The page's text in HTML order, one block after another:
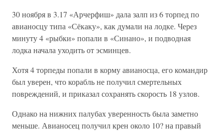
30 ноября в 3.17 «Арчерфиш» дала залп из 6 торпед по
авианосцу типа «Сёкаку», как думали на лодке. Через
минуту 4 «рыбки» попали в «Синано», и подводная
лодка начала уходить от эсминцев.
Хотя 4 торпеды попали в корму авианосца, его командир
был уверен, что корабль не получил смертельных
повреждений, и приказал сохранять скорость 18 узлов.
Однако на нижних палубах уверенность была заметно
меньше. Авианосец получил крен около 10? на правый